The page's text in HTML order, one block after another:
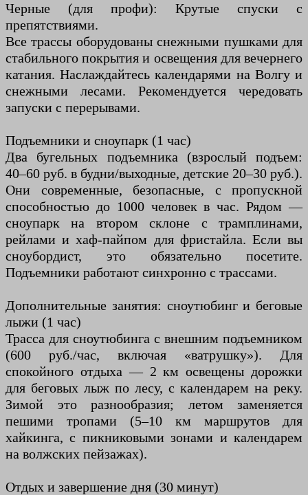
Черные (для профи): Крутые спуски с
препятствиями.
Все трассы оборудованы снежными пушками для
стабильного покрытия и освещения для вечернего
катания. Наслаждайтесь календарями на Волгу и
снежными лесами. Рекомендуется чередовать
запуски с перерывами.
Подъемники и сноупарк (1 час)
Два бугельных подъемника (взрослый подъем:
40–60 руб. в будни/выходные, детские 20–30 руб.).
Они современные, безопасные, с пропускной
способностью до 1000 человек в час. Рядом —
сноупарк на втором склоне с трамплинами,
рейлами и хаф-пайпом для фристайла. Если вы
сноубордист, это обязательно посетите.
Подъемники работают синхронно с трассами.
Дополнительные занятия: сноутюбинг и беговые
лыжи (1 час)
Трасса для сноутюбинга с внешним подъемником
(600 руб./час, включая «ватрушку»). Для
спокойного отдыха — 2 км освещены дорожки
для беговых лыж по лесу, с календарем на реку.
Зимой это разнообразия; летом заменяется
пешими тропами (5–10 км маршрутов для
хайкинга, с пикниковыми зонами и календарем
на волжских пейзажах).
Отдых и завершение дня (30 минут)